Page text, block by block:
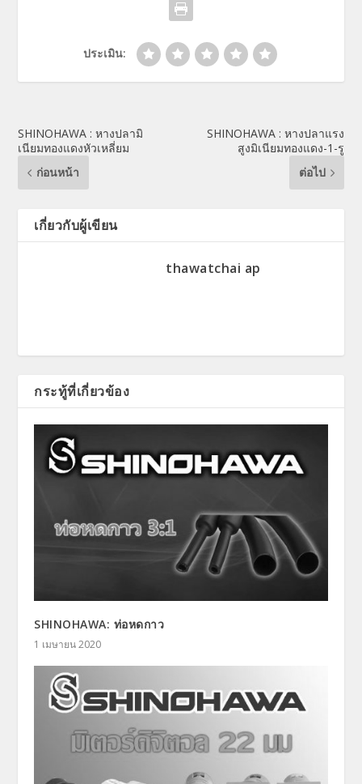
ประเมิน:
SHINOHAWA : หางปลามิ
เนียมทองแดงหัวเหลี่ยม
ก่อนหน้า
SHINOHAWA : หางปลาแรง
สูงมิเนียมทองแดง-1-รู
ต่อไป
เกี่ยวกับผู้เขียน
thawatchai ap
กระทู้ที่เกี่ยวข้อง
SHINOHAWA: ท่อหดกาว
1 เมษายน 2020